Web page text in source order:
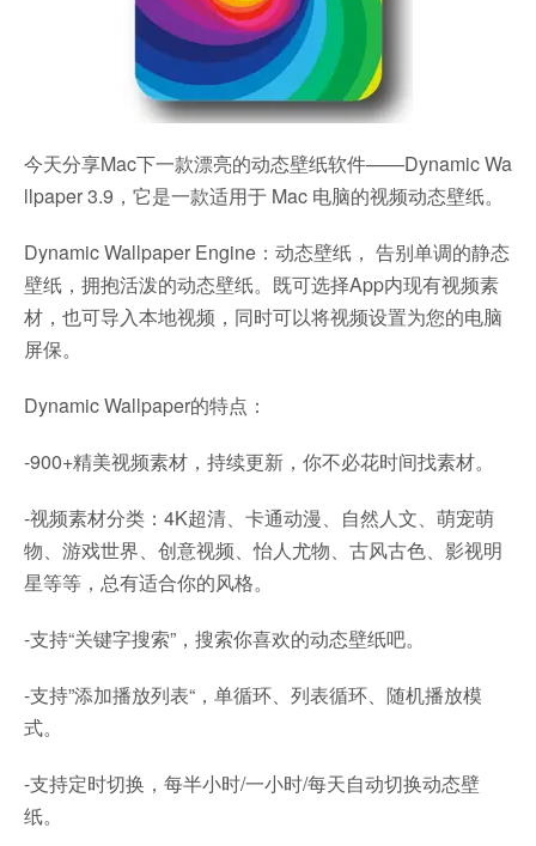
今天分享Mac下一款漂亮的动态壁纸软件——Dynamic Wa
llpaper 3.9，它是一款适用于 Mac 电脑的视频动态壁纸。
Dynamic Wallpaper Engine：动态壁纸， 告别单调的静态
壁纸，拥抱活泼的动态壁纸。既可选择App内现有视频素
材，也可导入本地视频，同时可以将视频设置为您的电脑
屏保。
Dynamic Wallpaper的特点：
-900+精美视频素材，持续更新，你不必花时间找素材。
-视频素材分类：4K超清、卡通动漫、自然人文、萌宠萌
物、游戏世界、创意视频、怡人尤物、古风古色、影视明
星等等，总有适合你的风格。
-支持“关键字搜索”，搜索你喜欢的动态壁纸吧。
-支持”添加播放列表“，单循环、列表循环、随机播放模
式。
-支持定时切换，每半小时/一小时/每天自动切换动态壁
纸。